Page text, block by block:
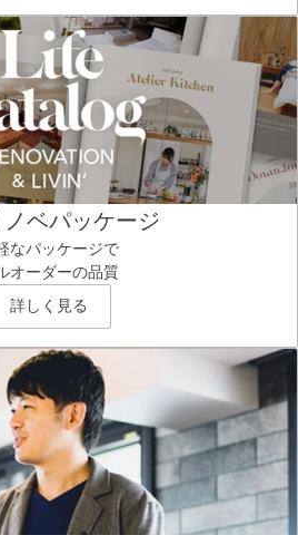
ベパッケージ
なパッケージで
オーダーの品質
詳しく見る